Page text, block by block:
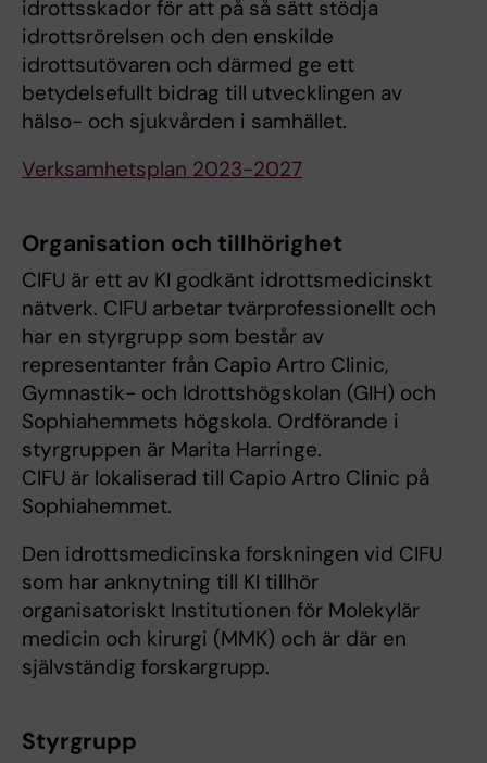
idrottsskador för att på så sätt stödja
idrottsrörelsen och den enskilde
idrottsutövaren och därmed ge ett
betydelsefullt bidrag till utvecklingen av
hälso- och sjukvården i samhället.
Verksamhetsplan 2023-2027
Organisation och tillhörighet
CIFU är ett av KI godkänt idrottsmedicinskt
nätverk. CIFU arbetar tvärprofessionellt och
har en styrgrupp som består av
representanter från Capio Artro Clinic,
Gymnastik- och Idrottshögskolan (GIH) och
Sophiahemmets högskola. Ordförande i
styrgruppen är Marita Harringe.
CIFU är lokaliserad till Capio Artro Clinic på
Sophiahemmet.
Den idrottsmedicinska forskningen vid CIFU
som har anknytning till KI tillhör
organisatoriskt Institutionen för Molekylär
medicin och kirurgi (MMK) och är där en
självständig forskargrupp.
Styrgrupp